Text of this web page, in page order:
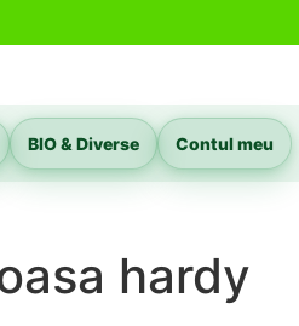
BIO & Diverse Contul meu
hardy